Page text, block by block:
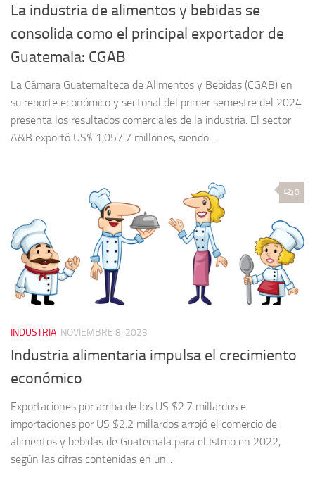
La industria de alimentos y bebidas se
consolida como el principal exportador de
Guatemala: CGAB
La Cámara Guatemalteca de Alimentos y Bebidas (CGAB) en
su reporte económico y sectorial del primer semestre del 2024
presenta los resultados comerciales de la industria. El sector
A&B exportó US$ 1,057.7 millones, siendo...
0
INDUSTRIA NOVIEMBRE 8, 2023
Industria alimentaria impulsa el crecimiento
económico
Exportaciones por arriba de los US $2.7 millardos e
importaciones por US $2.2 millardos arrojó el comercio de
alimentos y bebidas de Guatemala para el Istmo en 2022,
según las cifras contenidas en un...